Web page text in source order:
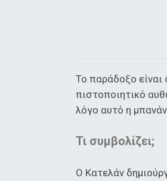
Το παράδοξο είναι
πιστοποιητικό
λόγο αυτό η
Τι συμβολίζει;
Ο Κατελάν